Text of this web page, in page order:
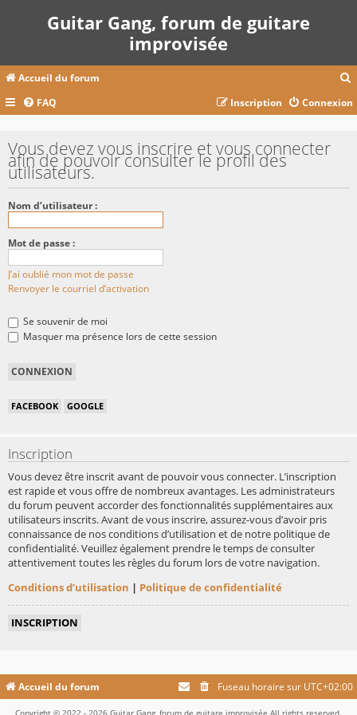
Guitar Gang, forum de guitare
improvisée
Accueil du forum
c
FAQ Connexion
Inscription
Vous devez vous inscrire et vous connecter
afin de pouvoir consulter le profil des
utilisateurs.
Nom d’utilisateur :
Mot de passe :
J’ai oublié mon mot de passe
Renvoyer le courriel d’activation
Se souvenir de moi
Masquer ma présence lors de cette session
FACEBOOK GOOGLE
Inscription
Vous devez être inscrit avant de pouvoir vous connecter. L’inscription
est rapide et vous offre de nombreux avantages. Les administrateurs
du forum peuvent accorder des fonctionnalités supplémentaires aux
utilisateurs inscrits. Avant de vous inscrire, assurez-vous d’avoir pris
connaissance de nos conditions d’utilisation et de notre politique de
confidentialité. Veuillez également prendre le temps de consulter
attentivement toutes les règles du forum lors de votre navigation.
Conditions d’utilisation | Politique de confidentialité
INSCRIPTION
Accueil du forum Fuseau horaire sur UTC+02:00